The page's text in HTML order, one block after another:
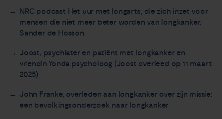
NRC podcast Het uur met longarts, die zich inzet voor
mensen die niet meer beter worden van longkanker,
Sander de Hosson
Joost, psychiater en patiënt met longkanker en
vriendin Yonda psycholoog (Joost overleed op 11 maart
2025)
John Franke, overleden aan longkanker over zijn missie:
een bevolkingsonderzoek naar longkanker